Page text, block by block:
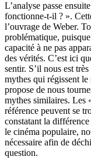
L’analyse passe
fonctionne-t-il ? ».
l’ouvrage de Weber.
problématique,
capacité à ne pas
des vérités. C’est ici
sentir. S’il nous est
mythes qui régissent
propose de nous
mythes similaires. Les
référence peuvent se
constatant la
le cinéma populaire,
nécessaire afin de
question.